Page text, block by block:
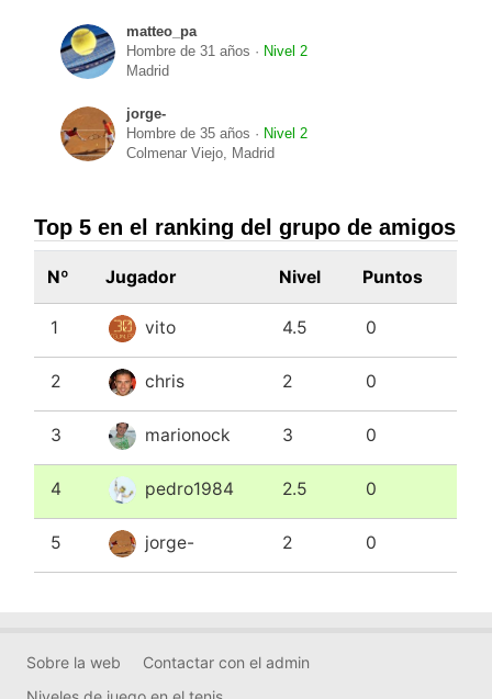
matteo_pa
Hombre de 31 años · Nivel 2
Madrid
jorge-
Hombre de 35 años · Nivel 2
Colmenar Viejo, Madrid
Top 5 en el ranking del grupo de amigos
Nº Jugador Nivel Puntos
1 vito 4.5 0
2 chris 2 0
3 marionock 3 0
4 pedro1984 2.5 0
5 jorge- 2 0
Sobre la web
Contactar con el admin